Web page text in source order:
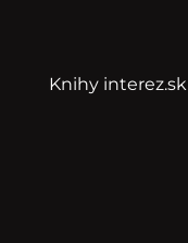
Knihy interez.sk